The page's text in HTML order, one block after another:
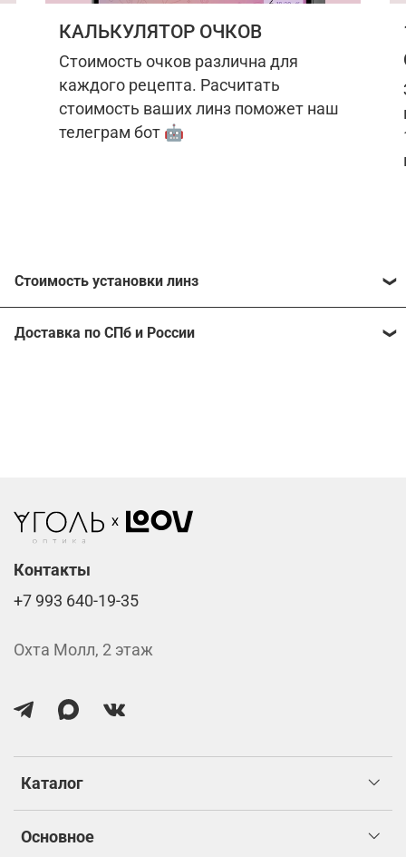
КАЛЬКУЛЯТОР ОЧКОВ
Стоимость очков различна для
каждого рецепта. Расчитать
стоимость ваших линз поможет наш
телеграм бот 🤖
Стоимость установки линз
Расчитать стоимость ваших линз поможет
Стоимость указана за две линзы вместе с
изготовлением.
Доставка по СПб и России
Каталог
Основное
Контакты
+7 993 640-19-35
Охта Молл, 2 этаж